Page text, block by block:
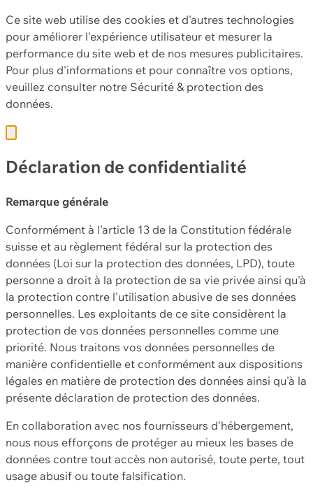
Ce site web utilise des cookies et d'autres technologies
pour améliorer l'expérience utilisateur et mesurer la
performance du site web et de nos mesures publicitaires.
Pour plus d'informations et pour connaître vos options,
veuillez consulter notre Sécurité & protection des
données.
Déclaration de confidentialité
Remarque générale
Conformément à l'article 13 de la Constitution fédérale
suisse et au règlement fédéral sur la protection des
données (Loi sur la protection des données, LPD), toute
personne a droit à la protection de sa vie privée ainsi qu'à
la protection contre l'utilisation abusive de ses données
personnelles. Les exploitants de ce site considèrent la
protection de vos données personnelles comme une
priorité. Nous traitons vos données personnelles de
manière confidentielle et conformément aux dispositions
légales en matière de protection des données ainsi qu'à la
présente déclaration de protection des données.
En collaboration avec nos fournisseurs d'hébergement,
nous nous efforçons de protéger au mieux les bases de
données contre tout accès non autorisé, toute perte, tout
usage abusif ou toute falsification.